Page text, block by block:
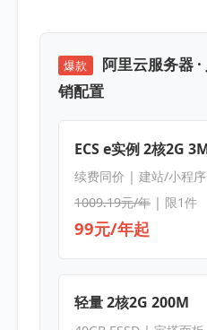
爆款
阿里云服务器
销配置
ECS e实例 2核2G
续费同价 | 建站/小程序
1009.19元/年| 限1件
99元/年起
轻量 2核2G 200M